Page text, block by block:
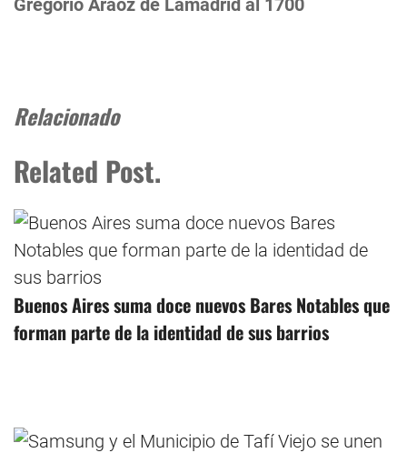
Gregorio Aráoz de Lamadrid al 1700
Relacionado
Related Post.
Buenos Aires suma doce nuevos Bares Notables que
forman parte de la identidad de sus barrios